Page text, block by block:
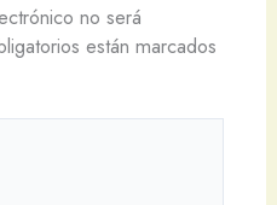
no será
están marcados